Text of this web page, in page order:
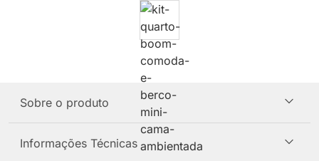
Sobre o produto
Informações Técnicas